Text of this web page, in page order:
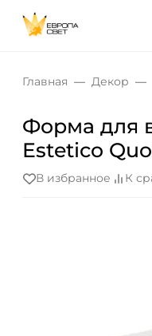
Главная Декор
Форма для
Estetico
В избранное К